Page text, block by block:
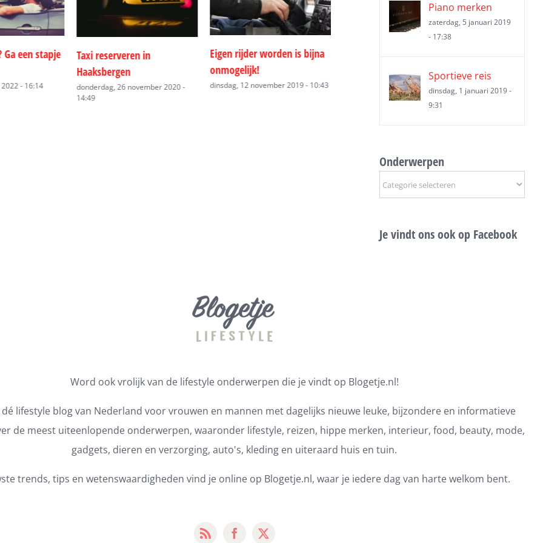
in
2020 -
Eigen rijder worden is bijna
onmogelijk!
dinsdag, 12 november 2019 - 10:43
Groupage transport Spanje
vrijdag, 10 mei 2019 - 15:01
Piano merken
zaterdag, 5 januari 2019
- 17:38
Sportieve reis
dinsdag, 1 januari 2019 -
9:31
Onderwerpen
Onderwerpen
Je vindt ons ook op Facebook
Word ook vrolijk van de lifestyle onderwerpen die je vindt op Blogetje.nl!
dé lifestyle blog van Nederland voor vrouwen en mannen met dagelijks nieuwe leuke, bijzondere en informatieve
de meest uiteenlopende onderwerpen, waaronder lifestyle, reizen, hippe merken, interieur, food, beauty, mode,
gadgets, dieren en verzorging, auto's, kleding en uiteraard huis en tuin.
trends, tips en wetenswaardigheden vind je online op Blogetje.nl, waar je iedere dag van harte welkom bent.